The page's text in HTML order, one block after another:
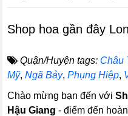
Shop hoa gần đây
Quận/Huyện tags: Châu
Mỹ,Ngã Bảy,Phụng Hiệp,
Chào mừng bạn đến với
Hậu Giang - điểm đến